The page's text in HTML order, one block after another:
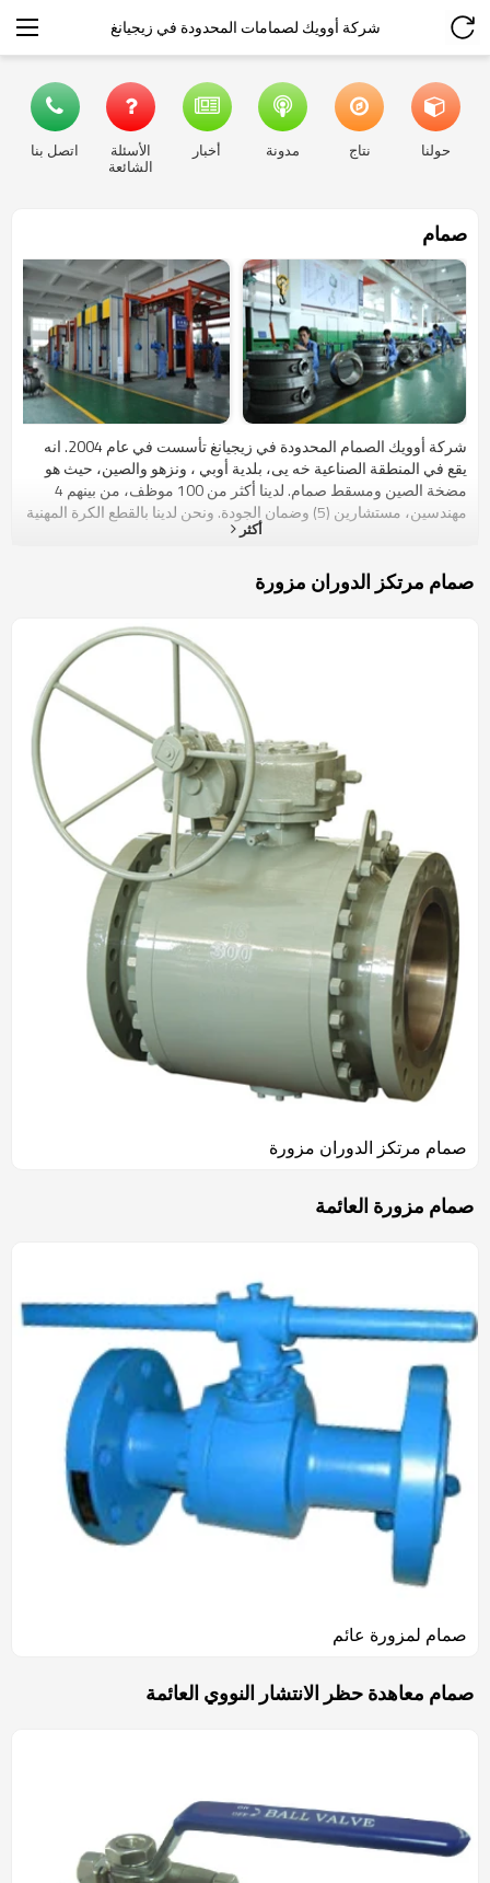
شركة أوويك لصمامات المحدودة في زيجيانغ
حولنا نتاج مدونة أخبار الأسئلة
الشائعة
اتصل بنا
صمام
شركة أوويك الصمام المحدودة في زيجيانغ تأسست في عام 2004. انه
يقع في المنطقة الصناعية خه يى، بلدية أوبي ، ونزهو والصين، حيث هو
مضخة الصين ومسقط صمام. لدينا أكثر من 100 موظف، من بينهم 4
مهندسين، مستشارين (5) وضمان الجودة. ونحن لدينا بالقطع الكرة المهنية
ورشة عمل، حيث يمكن أن يجعل جميع أنواع الكرات بدقة، بما في ذلك
منتجاتنا من مرتكز الدوران، العائمة، ودخول أعلى، مقعد معدني، كامل
الطريقة، وما إلى ذلك بالتأكيد يمكننا تصميم لهم متطلبات العملاء
الخاصة..نحن واحدة من المنتجين الإقليمية الرائدة الصمامات، وأكثر من
الصمامات التصدير إلى الأسواق الأمريكية وأوروبا وجميع الصمامات
مطابقة للمعايير الوطنية والدولية المتقدمة، مثل ANSI، BS، DIN، GB،
الحجم: 1/4 "56 ~ "، والطبقة: 150Lb-2500LB، ودرجة الحرارة-196
عامل درجة مئوية إلى 680 درجة مئوية، بما في ذلك مواد الكربون الصلب
والفولاذ المقاوم للصدأ، المبردة الصلب الخدمة، والسبائك الخاصة:
Inconel 625، F51، مونيل، التيتانيوم، Hastelloy، الخ. مع هذه الجهود
سنوات، وإدارة جيدة، ونحن لدينا API 6D، م وحريق الآمن شهادات
API607. نحن نصر على مفهوم "الجودة أولا، فالمكانة مهمة"، بعد الابتكار
والتطوير المستمر، تم المنتجات المستخدمة على نطاق واسع في العديد
من المجالات، ومجموعة من محطات البترول والمصانع الكيماوية ومصانع
الأسمدة، المصاهر والمصانع الطبية ومحطات الطاقة، ليس تباع فقط على
المنتجات بشكل جيد في سوق في العالم، ولكن أيضا تتمتع بسمعة جيدة
في الأسواق. مع المهنية وخبرتنا، وتقديم نوعية ممتازة وأفضل خدمة،
يمكن أن نأمل توسيع السوق الخاصة بك والحصول على تألق جديد في
المستقبل
أكثر
صمام مرتكز الدوران مزورة
صمام مرتكز الدوران مزورة
صمام مزورة العائمة
صمام لمزورة عائم
صمام معاهدة حظر الانتشار النووي العائمة